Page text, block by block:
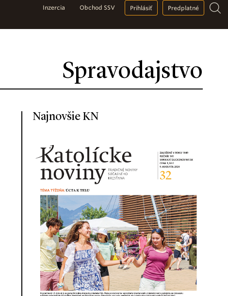
Spravodajstvo
Inzercia Obchod SSV Prihlásiť Predplatné
Najnovšie KN